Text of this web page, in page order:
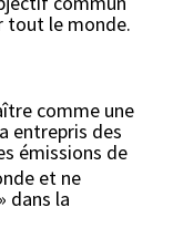
tout le monde.
comme une
entrepris des
émissions de
et ne
dans la